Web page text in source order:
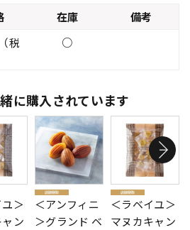
在庫
備考
税
○
に購入されています
＞
ン
＜アンフィニ
＞グランド ベ
＜ラベイユ＞
マヌカキャン